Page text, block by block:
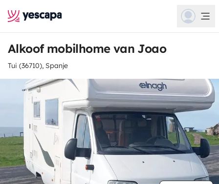
Alkoof mobilhome van Joao
Tui (36710), Spanje